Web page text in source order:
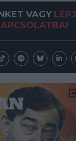
VAGY LÉPJ